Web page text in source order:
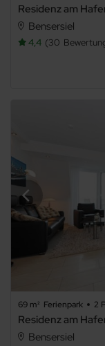
Residenz am
Bensersiel
4,4 30
69 m² Ferienpark 2
Residenz am
Bensersiel